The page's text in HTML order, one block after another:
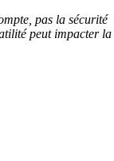
pas la sécurité
peut impacter la